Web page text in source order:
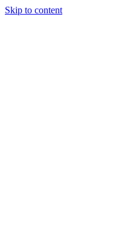
Skip to content